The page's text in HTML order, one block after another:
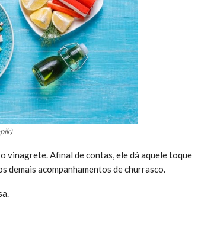
vinagrete. Afinal de contas, ele dá aquele toque
demais acompanhamentos de churrasco.